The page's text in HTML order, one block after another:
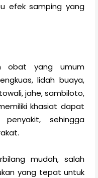
efek samping yang
obat yang umum
lidah buaya,
jahe, sambiloto,
khasiat dapat
sehingga
mudah, salah
yang tepat untuk